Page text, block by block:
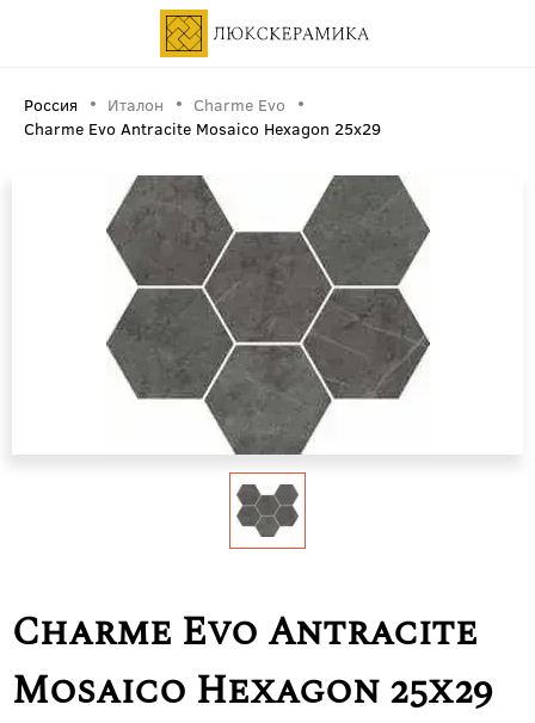
Россия Италон
Charme Evo
Charme Evo Antracite Mosaico Hexagon 25x29
Charme Evo Antracite
Mosaico Hexagon 25x29